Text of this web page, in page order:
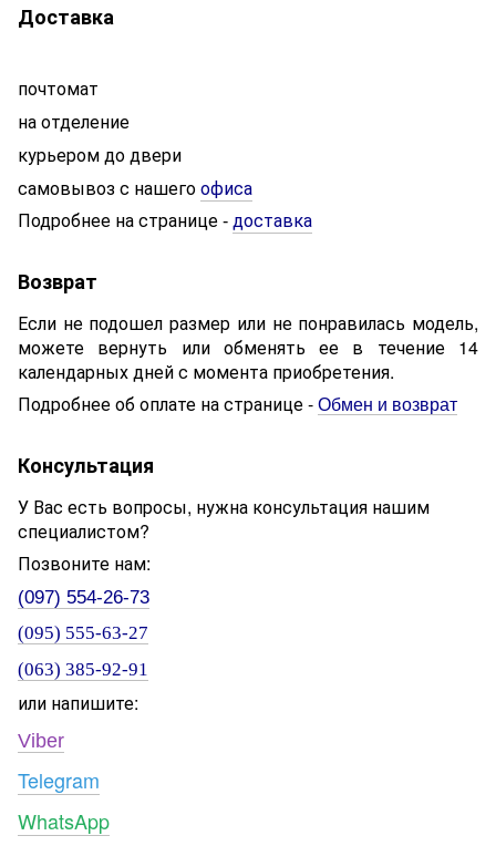
Доставка
почтомат
на отделение
курьером до двери
самовывоз с нашегоофиса
Подробнее на странице - доставка
Возврат
Если не подошел размер или не понравилась модель,
можете вернуть или обменять ее в течение 14
календарных дней с момента приобретения.
Подробнее об оплате на странице - Обмен и возврат
Консультация
У Вас есть вопросы, нужна консультация нашим
специалистом?
Позвоните нам:
(097) 554-26-73
(095) 555-63-27
(063) 385-92-91
или напишите:
Viber
Telegram
WhatsApp